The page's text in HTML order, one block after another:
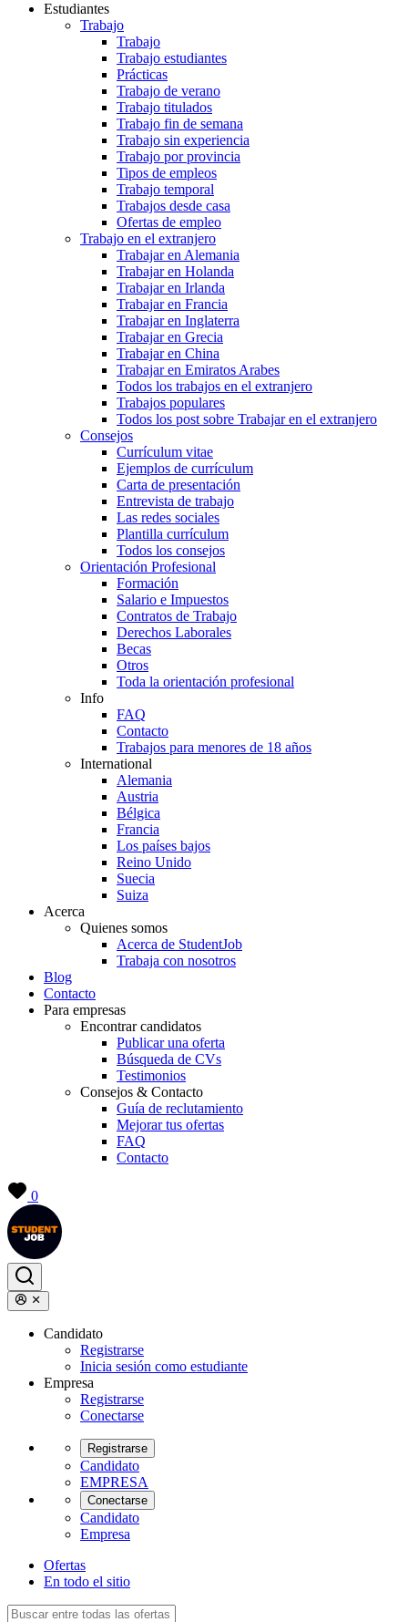
Estudiantes
Trabajo
Trabajo
Trabajo estudiantes
Prácticas
Trabajo de verano
Trabajo titulados
Trabajo fin de semana
Trabajo sin experiencia
Trabajo por provincia
Tipos de empleos
Trabajo temporal
Trabajos desde casa
Ofertas de empleo
Trabajo en el extranjero
Trabajar en Alemania
Trabajar en Holanda
Trabajar en Irlanda
Trabajar en Francia
Trabajar en Inglaterra
Trabajar en Grecia
Trabajar en China
Trabajar en Emiratos Arabes
Todos los trabajos en el extranjero
Trabajos populares
Todos los post sobre Trabajar en el extranjero
Consejos
Currículum vitae
Ejemplos de currículum
Carta de presentación
Entrevista de trabajo
Las redes sociales
Plantilla currículum
Todos los consejos
Orientación Profesional
Formación
Salario e Impuestos
Contratos de Trabajo
Derechos Laborales
Becas
Otros
Toda la orientación profesional
Info
FAQ
Contacto
Trabajos para menores de 18 años
International
Alemania
Austria
Bélgica
Francia
Los países bajos
Reino Unido
Suecia
Suiza
Acerca
Quienes somos
Acerca de StudentJob
Trabaja con nosotros
Blog
Contacto
Para empresas
Encontrar candidatos
Publicar una oferta
Búsqueda de CVs
Testimonios
Consejos & Contacto
Guía de reclutamiento
Mejorar tus ofertas
FAQ
Contacto
0
Candidato
Registrarse
Inicia sesión como estudiante
Empresa
Registrarse
Conectarse
Registrarse
Candidato
EMPRESA
Conectarse
Candidato
Empresa
Ofertas
En todo el sitio